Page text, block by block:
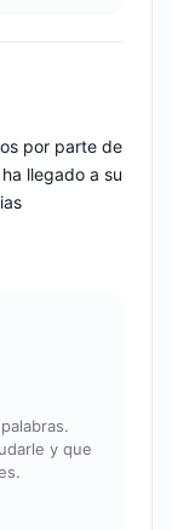
por parte de
llegado a su
y que